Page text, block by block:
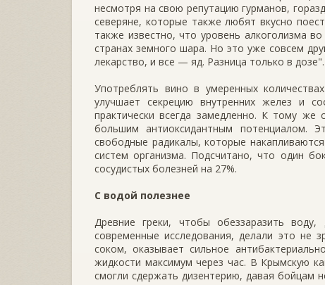
несмотря на свою репутацию гурманов,
северяне, которые также любят вкусно
также известно, что уровень алкоголизма
странах земного шара. Но это уже совсем
лекарство, и все — яд. Разница только в дозе".
Употреблять вино в умеренных
улучшает секрецию внутренних желез и
практически всегда замедленно. К тому
большим антиоксидантным потенциалом.
свободные радикалы, которые
систем организма. Подсчитано, что один
сосудистых болезней на 27%.
С водой полезнее
Древние греки, чтобы обеззаразить
современные исследования, делали это
соком, оказывает сильное
жидкости максимум через час. В Крымскую
смогли сдержать дизентерию, давая бойцам